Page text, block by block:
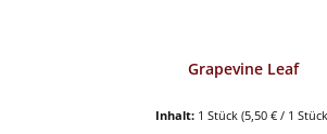
Grapevine Leaf
Inhalt: 1 Stück (5,50 € / 1